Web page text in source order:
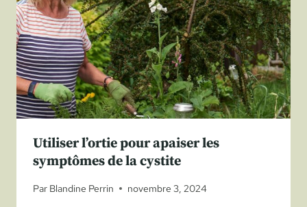
Utiliser l’ortie pour apaiser les
symptômes de la cystite
Par Blandine Perrin novembre 3, 2024